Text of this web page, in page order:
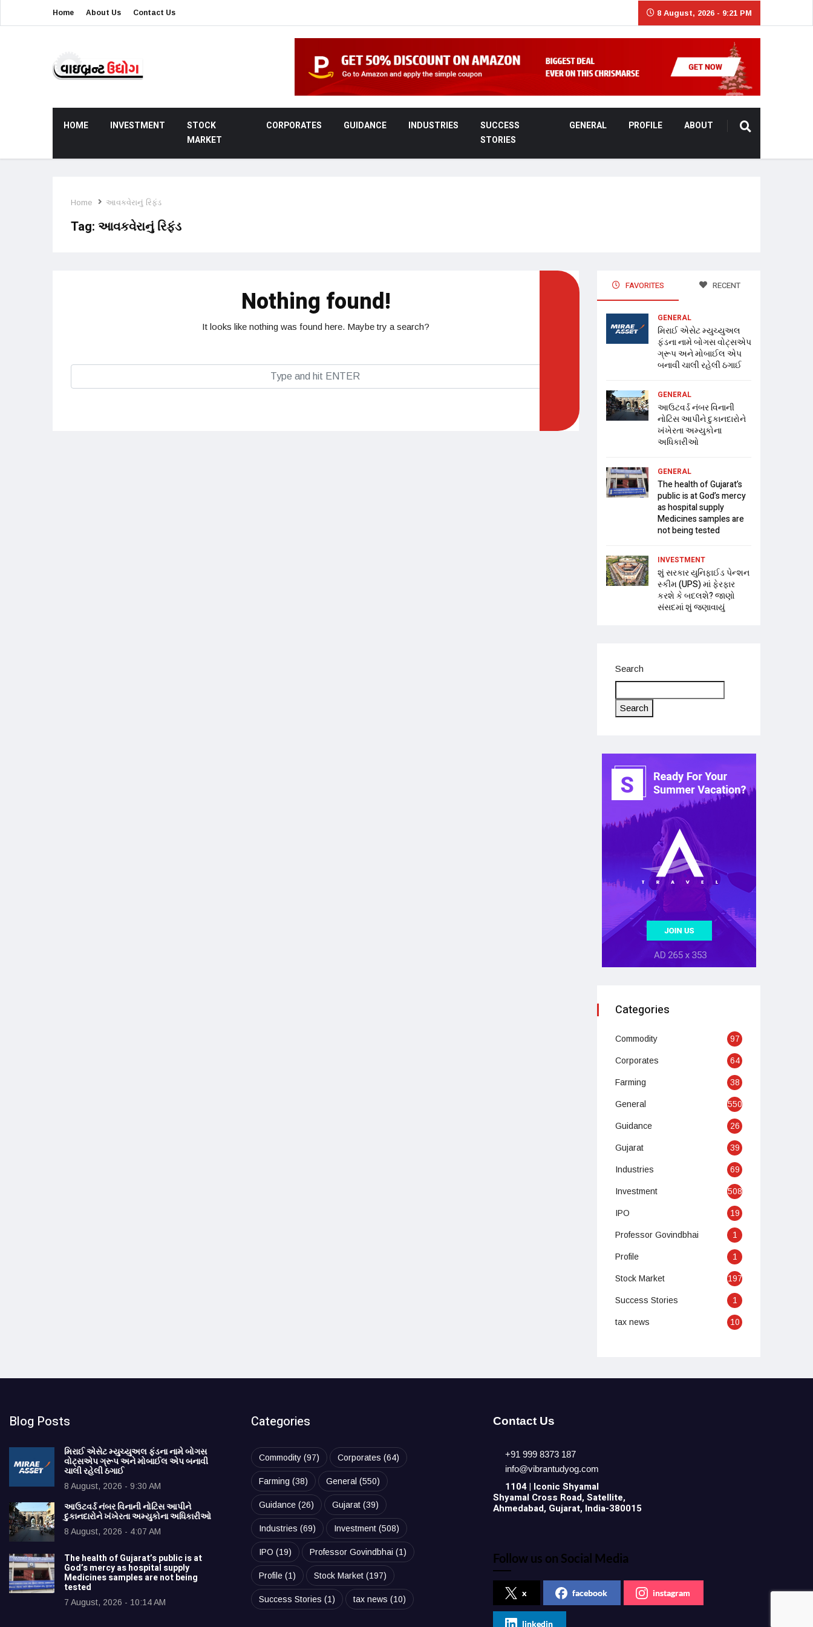
Home About Us Contact Us 8 August, 2026 - 9:21 PM
HOME INVESTMENT
STOCK
MARKET
CORPORATES GUIDANCE INDUSTRIES
SUCCESS
STORIES
GENERAL PROFILE ABOUT
Home આવકવેરાનું રિફંડ
Tag: આવકવેરાનું રિફંડ
Nothing found!
It looks like nothing was found here. Maybe try a search?
FAVORITES RECENT
GENERAL
મિરાઈ એસેટ મ્યુચ્યુઅલ
ફંડના નામે બોગસ વોટ્સએપ
ગ્રૂપ અને મોબાઈલ એપ
બનાવી ચાલી રહેલી ઠગાઈ
GENERAL
આઉટવર્ડ નંબર વિનાની
નોટિસ આપીને દુકાનદારોને
ખંખેરતા અમ્યુકોના
અધિકારીઓ
GENERAL
The health of Gujarat’s
public is at God’s mercy
as hospital supply
Medicines samples are
not being tested
INVESTMENT
શું સરકાર યુનિફાઈડ પેન્શન
સ્કીમ (UPS) માં ફેરફાર
કરશે કે બદલશે? જાણો
સંસદમાં શું જણાવાયું
Search
Search
Categories
Commodity 97
Corporates 64
Farming 38
General 550
Guidance 26
Gujarat 39
Industries 69
Investment 508
IPO 19
Professor Govindbhai 1
Profile 1
Stock Market 197
Success Stories 1
tax news 10
Blog Posts
મિરાઈ એસેટ મ્યુચ્યુઅલ ફંડના નામે બોગસ
વોટ્સએપ ગ્રૂપ અને મોબાઈલ એપ બનાવી
ચાલી રહેલી ઠગાઈ
8 August, 2026 - 9:30 AM
આઉટવર્ડ નંબર વિનાની નોટિસ આપીને
દુકાનદારોને ખંખેરતા અમ્યુકોના અધિકારીઓ
8 August, 2026 - 4:07 AM
The health of Gujarat’s public is at
God’s mercy as hospital supply
Medicines samples are not being
tested
7 August, 2026 - 10:14 AM
Categories
Commodity(97) Corporates (64)
Farming (38) General (550)
Guidance(26) Gujarat(39)
Industries (69) Investment(508)
IPO (19) Professor Govindbhai (1)
Profile(1) Stock Market(197)
Success Stories (1) tax news (10)
Contact Us
+91 999 8373 187
info@vibrantudyog.com
1104 | Iconic Shyamal
Shyamal Cross Road, Satellite,
Ahmedabad, Gujarat, India-380015
Follow us on Social Media
x facebook instagram
linkedin